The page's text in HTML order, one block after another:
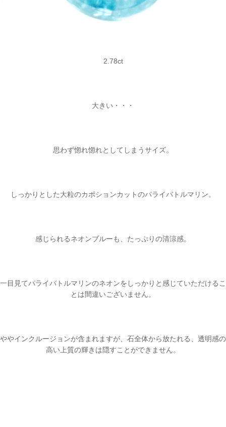
2.78ct
大きい・・・
思わず惚れ惚れとしてしまうサイズ。
しっかりとした大粒のカボションカットのパライバトルマリン。
感じられるネオンブルーも、たっぷりの清涼感。
一目見てパライバトルマリンのネオンをしっかりと感じていただけるこ
とは間違いございません。
ややインクルージョンが含まれますが、石全体から放たれる、透明感の
高い上質の輝きは隠すことができません。